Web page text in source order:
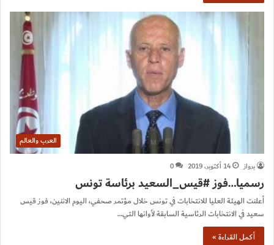
العرب والعالم
برواز
14 أكتوبر، 2019 0
رسميا…فوز #قيس_السعيد برئاسة تونس
أعلنت الهيئة العليا للانتخابات في تونس خلال مؤتمر صحفي، اليوم الاثنين، فوز قيس
سعيد في الانتخابات الرئاسية السابقة لأوانها التي…
أكمل القراءة »